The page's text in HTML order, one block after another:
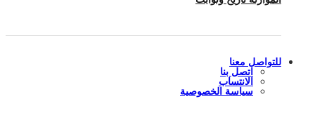
للتواصل معنا
اتصل بنا
الانتساب
سياسة الخصوصية